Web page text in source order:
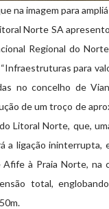
na imagem para
Norte SA
Regional do
para
no concelho de
de um troço de
Litoral Norte, que,
a ligação ininterrupta,
Afife à Praia Norte, na
total,